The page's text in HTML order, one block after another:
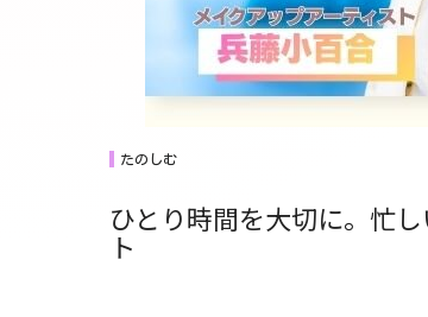
たのしむ
ひとり時間を大切に。忙
ト